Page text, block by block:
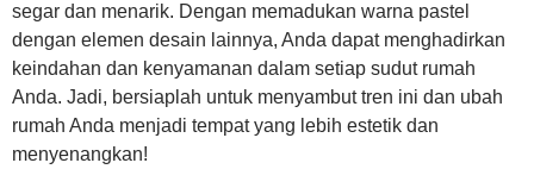
segar dan menarik. Dengan memadukan warna pastel
dengan elemen desain lainnya, Anda dapat menghadirkan
keindahan dan kenyamanan dalam setiap sudut rumah
Anda. Jadi, bersiaplah untuk menyambut tren ini dan ubah
rumah Anda menjadi tempat yang lebih estetik dan
menyenangkan!